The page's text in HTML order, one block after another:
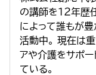
の講師を１２年歴
によって誰もが
活動中。 現在は
アや介護をサポ
ている。